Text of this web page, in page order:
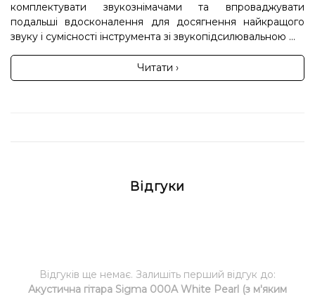
комплектувати звукознімачами та впроваджувати
подальші вдосконалення для досягнення найкращого
звуку і сумісності інструмента зі звукопідсилювальною ...
Читати ›
Відгуки
Відгуків ще немає. Залишіть перший відгук до:
Акустична гітара Sigma 000A White Pearl (з м'яким